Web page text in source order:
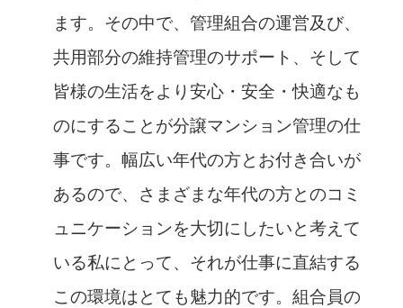
ます。その中で、管理組合の運営及び、
共用部分の維持管理のサポート、そして
皆様の生活をより安心・安全・快適なも
のにすることが分譲マンション管理の仕
事です。幅広い年代の方とお付き合いが
あるので、さまざまな年代の方とのコミ
ュニケーションを大切にしたいと考えて
いる私にとって、それが仕事に直結する
この環境はとても魅力的です。組合員の